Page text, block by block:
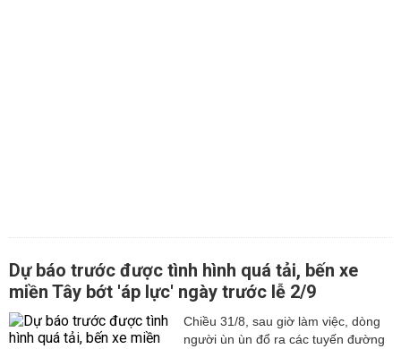
Dự báo trước được tình hình quá tải, bến xe
miền Tây bớt 'áp lực' ngày trước lễ 2/9
Chiều 31/8, sau giờ làm việc, dòng
người ùn ùn đổ ra các tuyến đường